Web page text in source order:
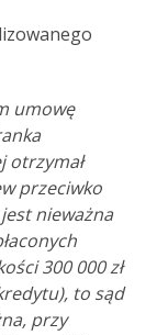
umowę
otrzymał
przeciwko
nieważna
300 000 zł
to sąd
przy